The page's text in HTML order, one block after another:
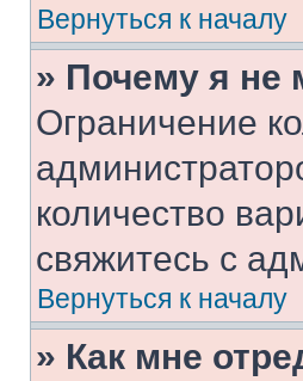
Вернуться к началу
» Почему я не
Ограничение
количество
свяжитесь с
Вернуться к началу
» Как мне